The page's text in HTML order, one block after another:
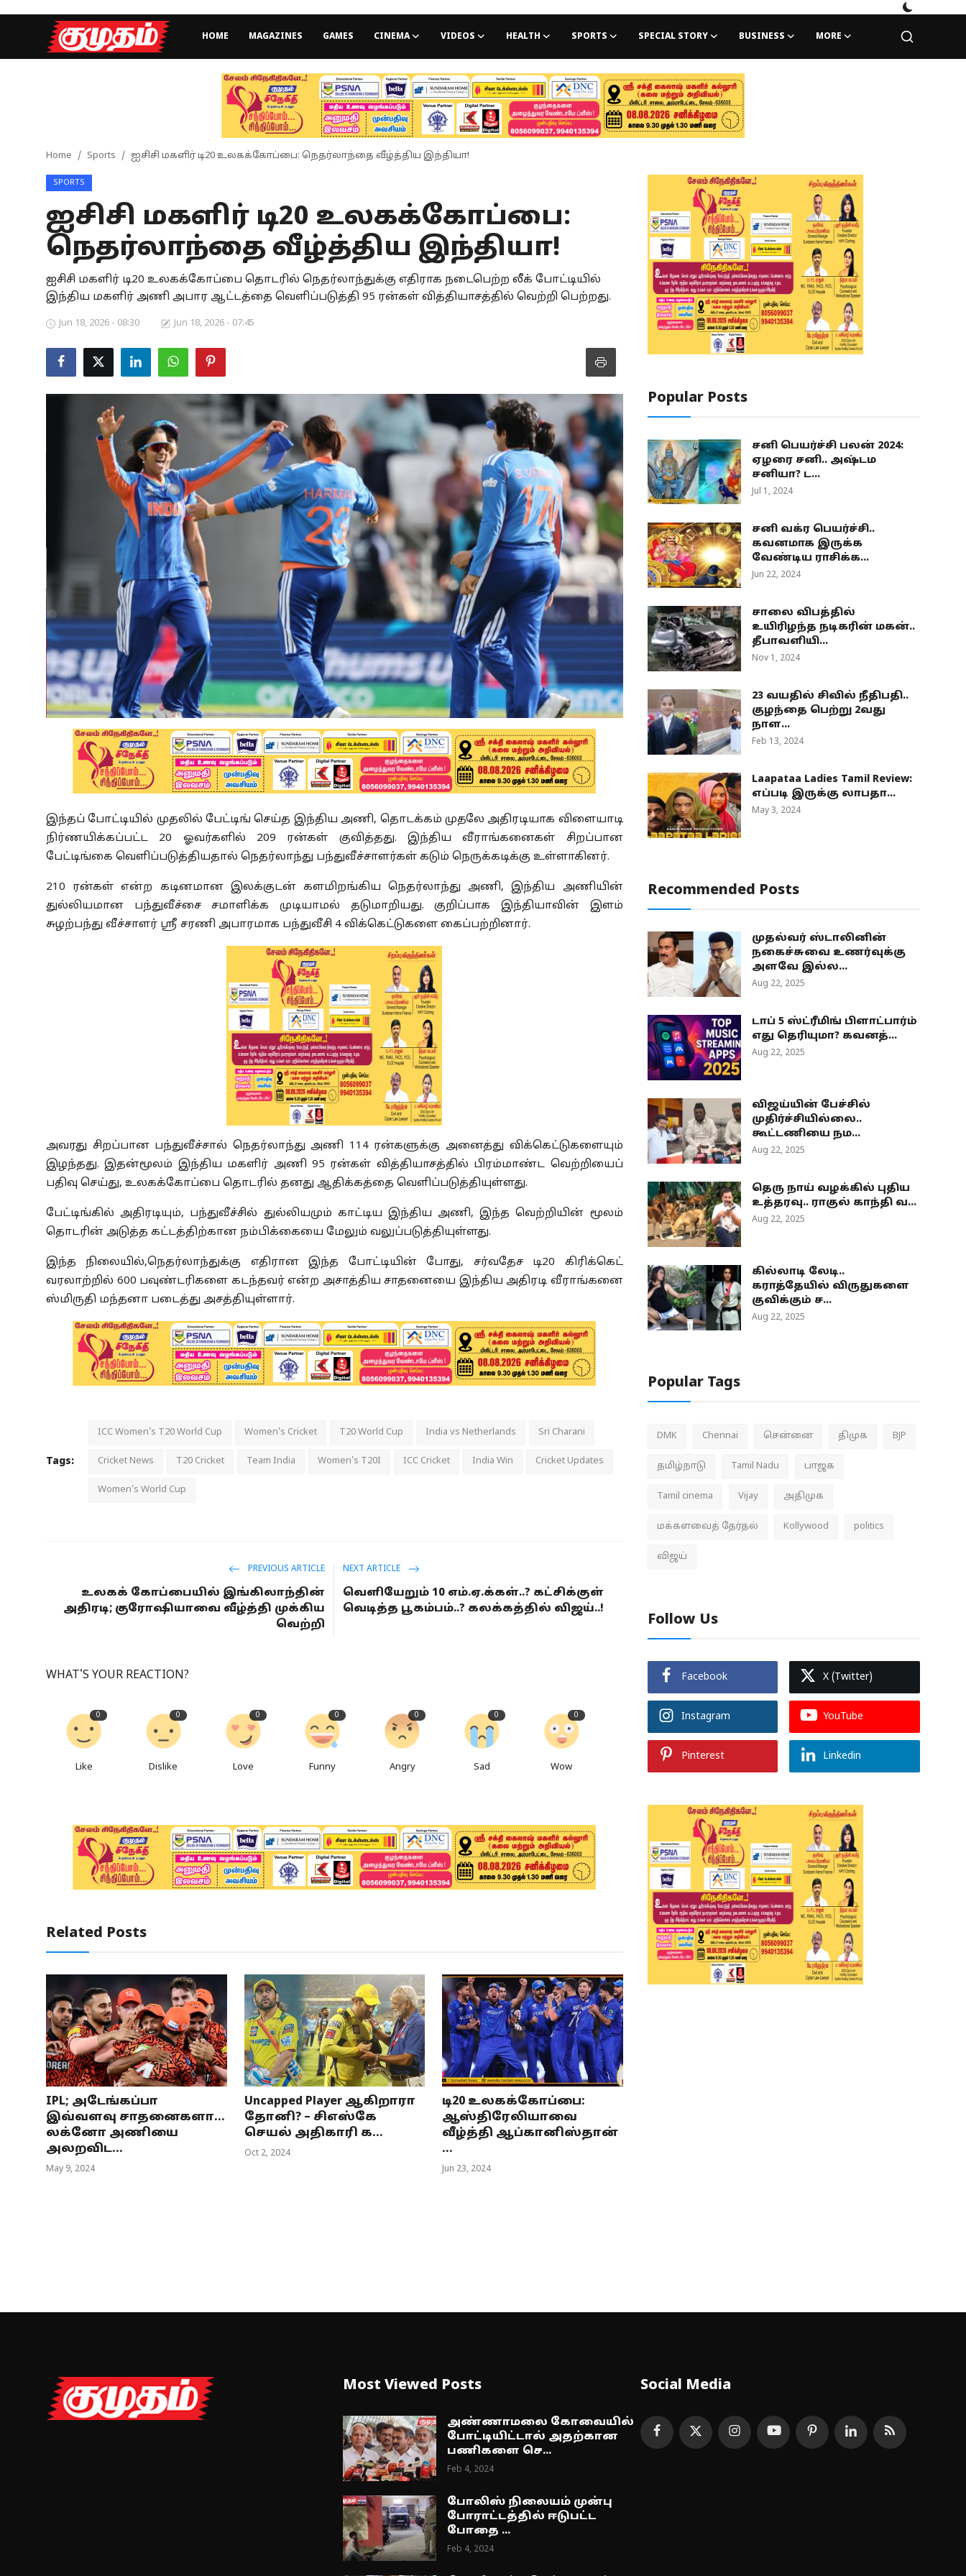
HOME MAGAZINES GAMES CINEMA VIDEOS HEALTH SPORTS SPECIAL STORY BUSINESS MORE
Games
Business
Politics
Home Sports ஐசிசி மகளிர் டி20 உலகக்கோப்பை: நெதர்லாந்தை வீழ்த்திய இந்தியா!
SPORTS
ஐசிசி மகளிர் டி20 உலகக்கோப்பை:
நெதர்லாந்தை வீழ்த்திய இந்தியா!
ஐசிசி மகளிர் டி20 உலகக்கோப்பை தொடரில் நெதர்லாந்துக்கு எதிராக நடைபெற்ற லீக் போட்டியில்
இந்திய மகளிர் அணி அபார ஆட்டத்தை வெளிப்படுத்தி 95 ரன்கள் வித்தியாசத்தில் வெற்றி பெற்றது.
Jun 18, 2026 - 08:30 Jun 18, 2026 - 07:45
இந்தப் போட்டியில் முதலில் பேட்டிங் செய்த இந்திய அணி, தொடக்கம் முதலே அதிரடியாக விளையாடி
நிர்ணயிக்கப்பட்ட 20 ஓவர்களில் 209 ரன்கள் குவித்தது. இந்திய வீராங்கனைகள் சிறப்பான
பேட்டிங்கை வெளிப்படுத்தியதால் நெதர்லாந்து பந்துவீச்சாளர்கள் கடும் நெருக்கடிக்கு உள்ளாகினர்.
210 ரன்கள் என்ற கடினமான இலக்குடன் களமிறங்கிய நெதர்லாந்து அணி, இந்திய அணியின்
துல்லியமான பந்துவீச்சை சமாளிக்க முடியாமல் தடுமாறியது. குறிப்பாக இந்தியாவின் இளம்
சுழற்பந்து வீச்சாளர் ஸ்ரீ சரணி அபாரமாக பந்துவீசி 4 விக்கெட்டுகளை கைப்பற்றினார்.
அவரது சிறப்பான பந்துவீச்சால் நெதர்லாந்து அணி 114 ரன்களுக்கு அனைத்து விக்கெட்டுகளையும்
இழந்தது. இதன்மூலம் இந்திய மகளிர் அணி 95 ரன்கள் வித்தியாசத்தில் பிரம்மாண்ட வெற்றியைப்
பதிவு செய்து, உலகக்கோப்பை தொடரில் தனது ஆதிக்கத்தை வெளிப்படுத்தியுள்ளது.
பேட்டிங்கில் அதிரடியும், பந்துவீச்சில் துல்லியமும் காட்டிய இந்திய அணி, இந்த வெற்றியின் மூலம்
தொடரின் அடுத்த கட்டத்திற்கான நம்பிக்கையை மேலும் வலுப்படுத்தியுள்ளது.
இந்த நிலையில்,நெதர்லாந்துக்கு எதிரான இந்த போட்டியின் போது, சர்வதேச டி20 கிரிக்கெட்
வரலாற்றில் 600 பவுண்டரிகளை கடந்தவர் என்ற அசாத்திய சாதனையை இந்திய அதிரடி வீராங்கனை
ஸ்மிருதி மந்தனா படைத்து அசத்தியுள்ளார்.
Tags:
ICC Women's T20 World Cup Women's Cricket T20 World Cup India vs Netherlands Sri Charani
Cricket News T20 Cricket Team India Women's T20I ICC Cricket India Win Cricket Updates
Women's World Cup
PREVIOUS ARTICLE
உலகக் கோப்பையில் இங்கிலாந்தின்
அதிரடி; குரோஷியாவை வீழ்த்தி முக்கிய
வெற்றி
NEXT ARTICLE
வெளியேறும் 10 எம்.ஏ.க்கள்..? கட்சிக்குள்
வெடித்த பூகம்பம்..? கலக்கத்தில் விஜய்..!
WHAT'S YOUR REACTION?
0
Like
0
Dislike
0
Love
0
Funny
0
Angry
0
Sad
0
Wow
Related Posts
IPL; அடேங்கப்பா
இவ்வளவு சாதனைகளா...
லக்னோ அணியை
அலறவிட...
May 9, 2024
Uncapped Player ஆகிறாரா
தோனி? – சிஎஸ்கே
செயல் அதிகாரி க...
Oct 2, 2024
டி20 உலகக்கோப்பை:
ஆஸ்திரேலியாவை
வீழ்த்தி ஆப்கானிஸ்தான்
...
Jun 23, 2024
Popular Posts
சனி பெயர்ச்சி பலன் 2024:
ஏழரை சனி.. அஷ்டம
சனியா? ட...
Jul 1, 2024
சனி வக்ர பெயர்ச்சி..
கவனமாக இருக்க
வேண்டிய ராசிக்க...
Jun 22, 2024
சாலை விபத்தில்
உயிரிழந்த நடிகரின் மகன்..
தீபாவளியி...
Nov 1, 2024
23 வயதில் சிவில் நீதிபதி..
குழந்தை பெற்று 2வது
நாள...
Feb 13, 2024
Laapataa Ladies Tamil Review:
எப்படி இருக்கு லாபதா...
May 3, 2024
Recommended Posts
முதல்வர் ஸ்டாலினின்
நகைச்சுவை உணர்வுக்கு
அளவே இல்ல...
Aug 22, 2025
டாப் 5 ஸ்ட்ரீமிங் பிளாட்பார்ம்
எது தெரியுமா? கவனத்...
Aug 22, 2025
விஜய்யின் பேச்சில்
முதிர்ச்சியில்லை..
கூட்டணியை நம...
Aug 22, 2025
தெரு நாய் வழக்கில் புதிய
உத்தரவு.. ராகுல் காந்தி வ...
Aug 22, 2025
கில்லாடி லேடி..
கராத்தேயில் விருதுகளை
குவிக்கும் ச...
Aug 22, 2025
Popular Tags
DMK Chennai சென்னை திமுக BJP
தமிழ்நாடு Tamil Nadu பாஜக
Tamil cinema Vijay அதிமுக
மக்களவைத் தேர்தல் Kollywood politics
விஜய்
Follow Us
Facebook X (Twitter)
Instagram YouTube
Pinterest Linkedin
Most Viewed Posts
அண்ணாமலை கோவையில்
போட்டியிட்டால் அதற்கான
பணிகளை செ...
Feb 4, 2024
போலிஸ் நிலையம் முன்பு
போராட்டத்தில் ஈடுபட்ட
போதை ...
Feb 4, 2024
Social Media